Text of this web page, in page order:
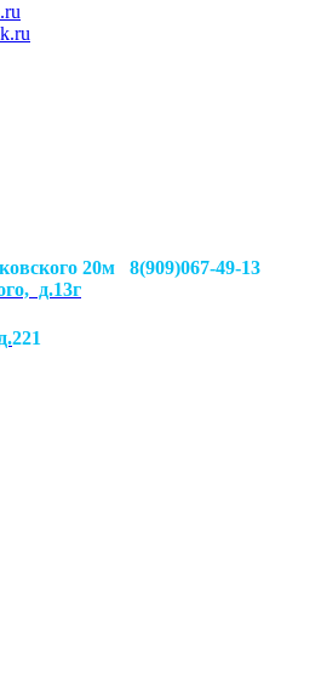
20м 8(909)067-49-13
д.13г
221